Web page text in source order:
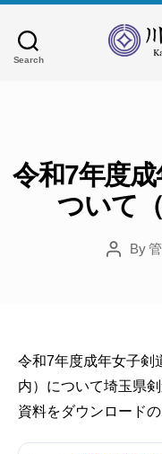
Search
令和7年度
ついて
PostBy
令和7年度成年女子剣
内）について埼玉県
資料をダウンロード